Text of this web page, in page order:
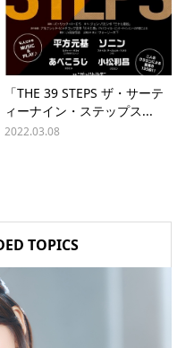
「THE 39 STEPS ザ・サーテ
ィーナイン・ステップス...
2022.03.08
TOPICS